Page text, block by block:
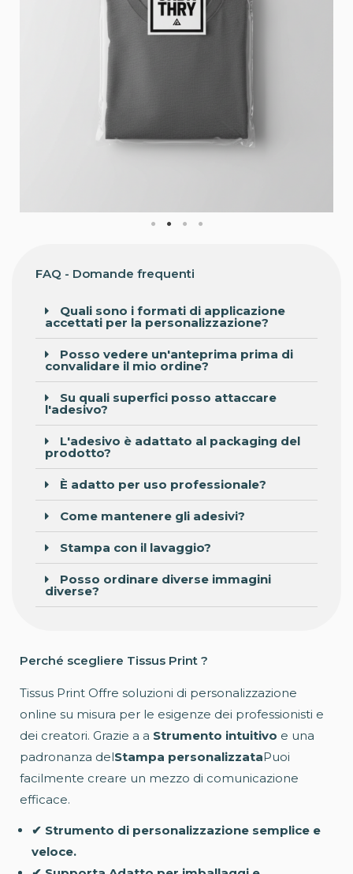
FAQ - Domande frequenti
Quali sono i formati di applicazione
accettati per la personalizzazione?
Posso vedere un'anteprima prima di
convalidare il mio ordine?
Su quali superfici posso attaccare
l'adesivo?
L'adesivo è adattato al packaging del
prodotto?
È adatto per uso professionale?
Come mantenere gli adesivi?
Stampa con il lavaggio?
Posso ordinare diverse immagini
diverse?
Perché scegliere Tissus Print ?
Tissus Print Offre soluzioni di personalizzazione
online su misura per le esigenze dei professionisti e
dei creatori. Grazie a a Strumento intuitivo e una
padronanza delStampa personalizzataPuoi
facilmente creare un mezzo di comunicazione
efficace.
✔ Strumento di personalizzazione semplice e
veloce.